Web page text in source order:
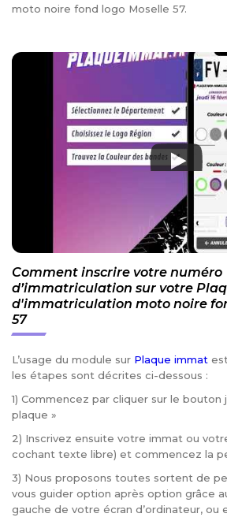
moto noire fond logo Moselle 57.
Comment inscrire votre numéro
d’immatriculation sur votre
d'immatriculation moto noire
57
L’usage du module sur Plaque immat
les étapes sont décrites ci-dessous :
1) Commencez par cliquer sur le bouton
plaque »
2) Inscrivez ensuite votre immat ou
cochant texte libre) et commencez la
3) Nous proposons toutes sortent de
vous guider option après option grâce
gauche de votre écran d’ordinateur, ou